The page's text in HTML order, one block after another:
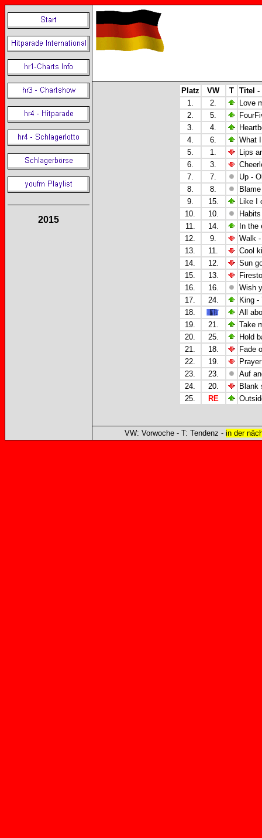
2015
Platz VW T
Titel -
1.
2.
Love
2.
5.
3.
4.
4.
6.
What
5.
1.
Lips
6.
3.
7.
7.
Up -
8.
8.
9.
15.
Like I
10.
10.
11.
14.
In the
12.
9.
Walk
13.
11.
Cool
14.
12.
Sun
15.
13.
16.
16.
Wish
17.
24.
King -
18.
All
19.
21.
Take
20.
25.
Hold
21.
18.
Fade
22.
19.
23.
23.
Auf
24.
20.
Blank
25.
RE
VW: Vorwoche - T: Tendenz - in der